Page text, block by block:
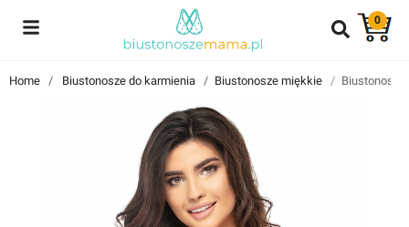
0
Reviews
Znajdź i przeczytaj historie użytkowników takich jak Ty!
Home Biustonosze do karmienia Biustonosze miękkie Biustonosz